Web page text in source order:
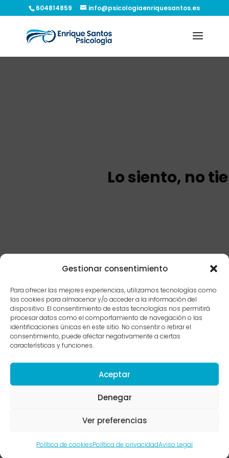
Gestionar consentimiento
Para ofrecer las mejores experiencias, utilizamos tecnologías como
las cookies para almacenar y/o acceder a la información del
dispositivo. El consentimiento de estas tecnologías nos permitirá
procesar datos como el comportamiento de navegación o las
identificaciones únicas en este sitio. No consentir o retirar el
consentimiento, puede afectar negativamente a ciertas
características y funciones.
Aceptar
Denegar
Ver preferencias
Política de cookiesPolítica de privacidadAviso Legal
604814859 info@psicologiaenriquesantos.es
Lo siento, no
ENLACES DE INTERÉS
Servicios